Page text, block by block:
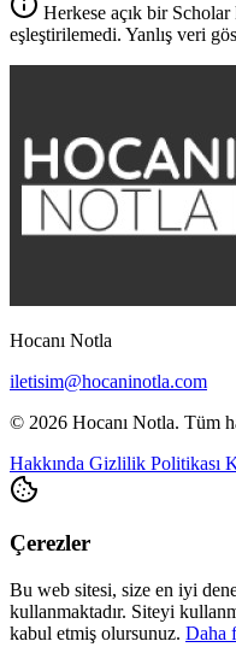
Herkese açık bir
eşleştirilemedi. Yanlış veri
Hocanı Notla
iletisim@hocaninotla.com
© 2026 Hocanı Notla. Tüm
Hakkında Gizlilik Politikası
Çerezler
Bu web sitesi, size en iyi
kullanmaktadır. Siteyi
kabul etmiş olursunuz. Daha